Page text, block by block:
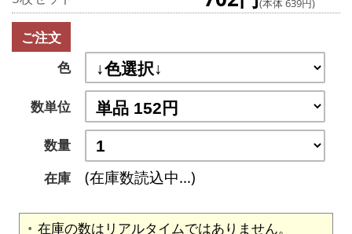
(本体 639円)
ご注文
色
数単位
数量
在庫
(在庫数読込中...)
在庫の数はリアルタイムではありません。